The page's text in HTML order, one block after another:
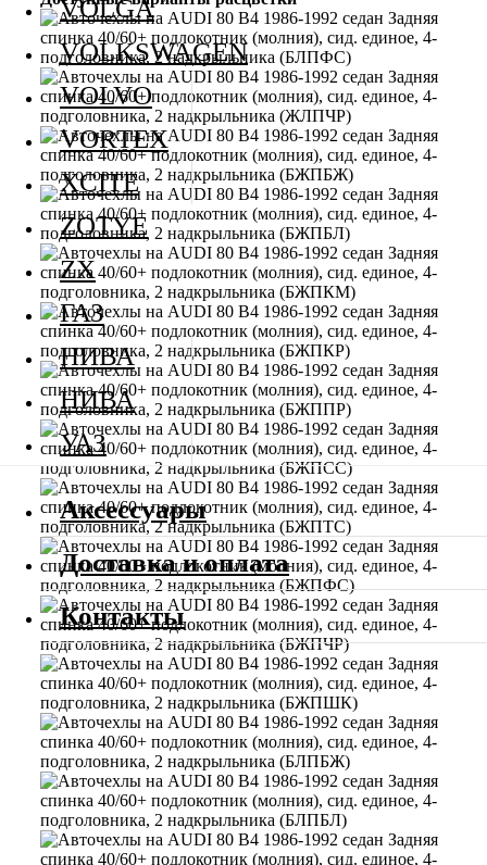
VOLGA
VOLKSWAGEN
VOLVO
VORTEX
XCITE
ZOTYE
ZX
ГАЗ
НИВА
НИВА
УАЗ
Аксессуары
Доставка и оплата
Контакты